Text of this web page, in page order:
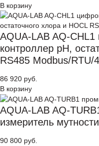
В корзину
AQUA-LAB AQ-
контроллер рН,
RS485 Modbus/RTU/
86 920 руб.
В корзину
AQUA-LAB AQ-
измеритель мутности
90 800 руб.